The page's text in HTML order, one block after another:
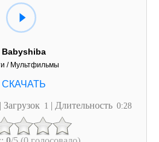
Babyshiba
/ Мультфильмы
| Загрузок 1 | Длительность 0:28
0/5 (0 голосовало)